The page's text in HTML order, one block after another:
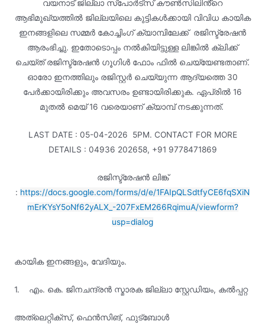
വയനാട് ജില്ലാ സ്പോർട്സ് കൗൺസിലിൻ്റെ
ആഭിമുഖ്യത്തിൽ ജില്ലയിലെ കുട്ടികൾക്കായി വിവിധ കായിക
ഇനങ്ങളിലെ സമ്മർ കോച്ചിംഗ് ക്യാമ്പിലേക്ക് രജിസ്ട്രേഷൻ
ആരംഭിച്ചു. ഇതോടൊപ്പം നൽകിയിട്ടുള്ള ലിങ്കിൽ ക്ലിക്ക്
ചെയ്ത് രജിസ്ട്രേഷൻ ഗൂഗിൾ ഫോം ഫിൽ ചെയ്യേണ്ടതാണ്.
ഓരോ ഇനത്തിലും രജിസ്റ്റർ ചെയ്യുന്ന ആദ്യത്തെ 30
പേർക്കായിരിക്കും അവസരം ഉണ്ടായിരിക്കുക. ഏപ്രിൽ 16
മുതൽ മെയ് 16 വരെയാണ് ക്യാമ്പ് നടക്കുന്നത്.
LAST DATE : 05-04-2026 5PM. CONTACT FOR MORE
DETAILS : 04936 202658, +91 9778471869
രജിസ്ട്രേഷൻലിങ്ക്
: https://docs.google.com/forms/d/e/1FAIpQLSdtfyCE6fqSXiN
mErKYsY5oNf62yALX_-207FxEM266RqimuA/viewform?
usp=dialog
കായിക ഇനങ്ങളും, വേദിയും.
1. എം. കെ. ജിനചന്ദ്രൻ സ്മാരക ജില്ലാ സ്റ്റേഡിയം, കൽപ്പറ്റ
അത്ലെറ്റിക്സ്, ഫെൻസിങ്, ഫുട്ബോൾ